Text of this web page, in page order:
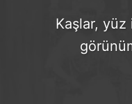
Kaşlar,